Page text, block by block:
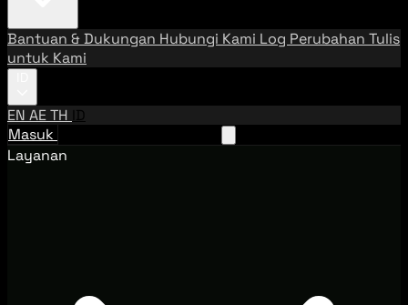
Bantuan & Dukungan Hubungi Kami Log Perubahan Tulis
untuk Kami
EN AETH ID
Masuk
Layanan